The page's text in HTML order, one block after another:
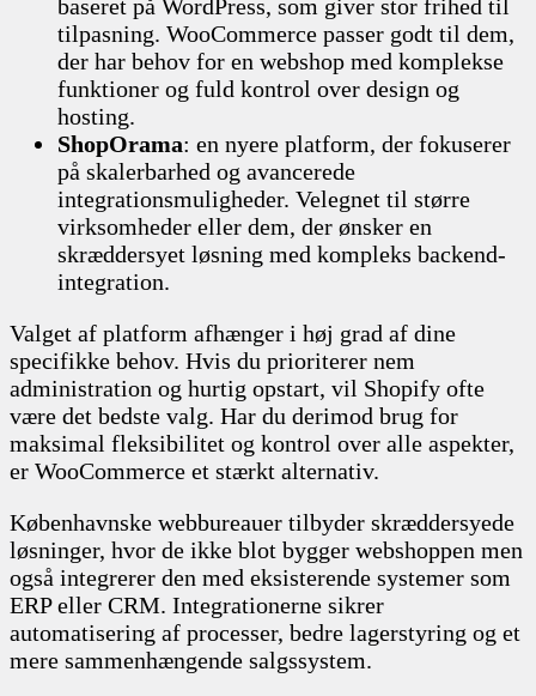
baseret på WordPress, som giver stor frihed til
tilpasning. WooCommerce passer godt til dem,
der har behov for en webshop med komplekse
funktioner og fuld kontrol over design og
hosting.
ShopOrama: en nyere platform, der fokuserer
på skalerbarhed og avancerede
integrationsmuligheder. Velegnet til større
virksomheder eller dem, der ønsker en
skræddersyet løsning med kompleks backend-
integration.
Valget af platform afhænger i høj grad af dine
specifikke behov. Hvis du prioriterer nem
administration og hurtig opstart, vil Shopify ofte
være det bedste valg. Har du derimod brug for
maksimal fleksibilitet og kontrol over alle aspekter,
er WooCommerce et stærkt alternativ.
Københavnske webbureauer tilbyder skræddersyede
løsninger, hvor de ikke blot bygger webshoppen men
også integrerer den med eksisterende systemer som
ERP eller CRM. Integrationerne sikrer
automatisering af processer, bedre lagerstyring og et
mere sammenhængende salgssystem.